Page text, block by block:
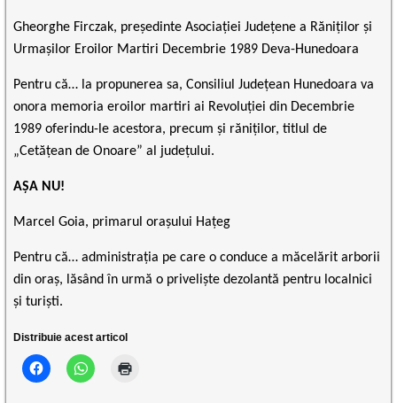
Gheorghe Firczak, președinteAsociației Județene a Răniților și
Urmașilor Eroilor Martiri Decembrie 1989 Deva-Hunedoara
Pentru că… la propunerea sa, Consiliul Județean Hunedoara va
onora memoria eroilor martiri ai Revoluției din Decembrie
1989 oferindu-le acestora, precum și răniților, titlul de
„Cetățean de Onoare” al județului.
AȘA NU!
Marcel Goia, primarul orașului Hațeg
Pentru că… administrația pe care o conduce a măcelărit arborii
din oraș, lăsând în urmă o priveliște dezolantă pentru localnici
și turiști.
Distribuie acest articol